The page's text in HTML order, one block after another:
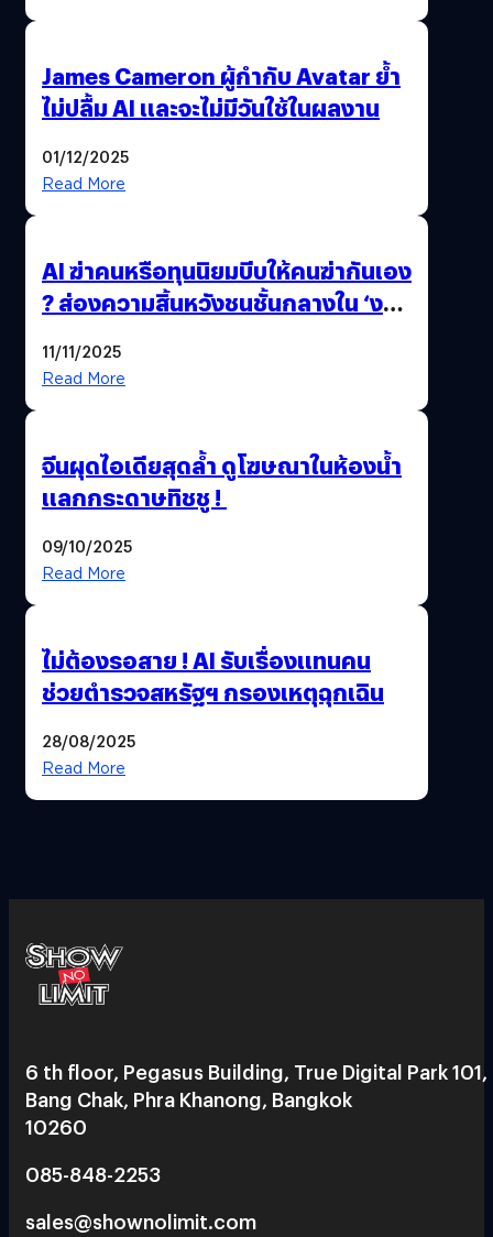
James Cameron ผู้กำกับ Avatar ย้ำ
ไม่ปลื้ม AI และจะไม่มีวันใช้ในผลงาน
01/12/2025
Read More
AI ฆ่าคนหรือทุนนิยมบีบให้คนฆ่ากันเอง
? ส่องความสิ้นหวังชนชั้นกลางใน ‘งาน
11/11/2025
Read More
จีนผุดไอเดียสุดล้ำ ดูโฆษณาในห้องน้ำ
แลกกระดาษทิชชู !
09/10/2025
Read More
ไม่ต้องรอสาย ! AI รับเรื่องแทนคน
ช่วยตำรวจสหรัฐฯ กรองเหตุฉุกเฉิน
28/08/2025
Read More
6 th floor, Pegasus Building, True Digital Park 101,
Bang Chak, Phra Khanong, Bangkok
10260
085-848-2253
sales@shownolimit.com